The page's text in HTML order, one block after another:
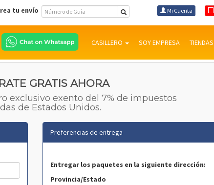
tu envío Mi Cuenta
CASILLERO SOY EMPRESA
GRATIS AHORA
exclusivo exento del 7% de impuestos
de Estados Unidos.
Preferencias de entrega
Entregar los paquetes en la siguiente dirección:
Provincia/Estado